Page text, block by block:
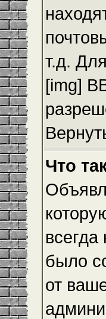
т.д.
[img]
Что
было
от